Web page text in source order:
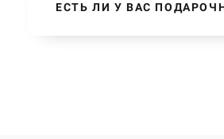
ЕСТЬ ЛИ У ВАС